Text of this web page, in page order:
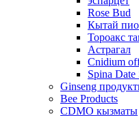
Rose Bud
Кытай
Тороакс
Астрагал
Cnidium
Spina Date
Ginseng
Bee Products
CDMO кызматы